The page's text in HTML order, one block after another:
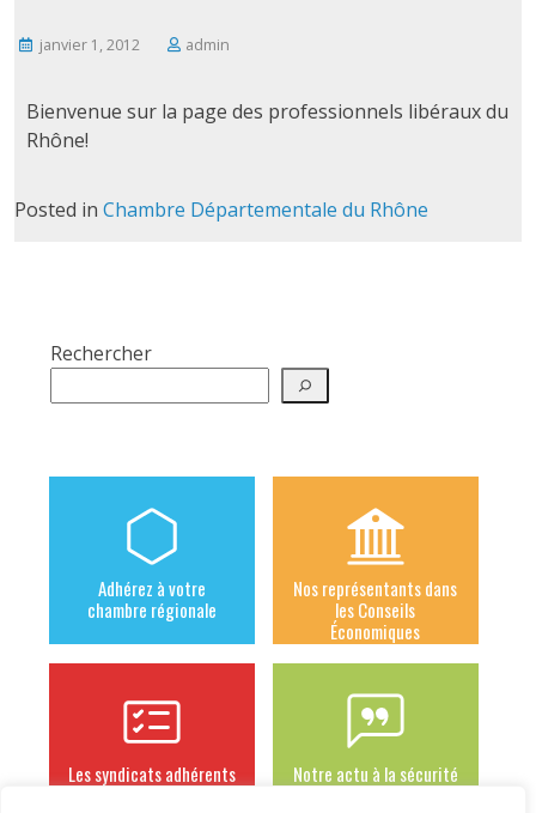
janvier 1, 2012 admin
Bienvenue sur la page des professionnels libéraux du
Rhône!
Posted in Chambre Départementale du Rhône
Rechercher
Adhérez à votre
chambre régionale
Nos représentants dans
les Conseils
Économiques
Les syndicats adhérents
Notre actu à la sécurité